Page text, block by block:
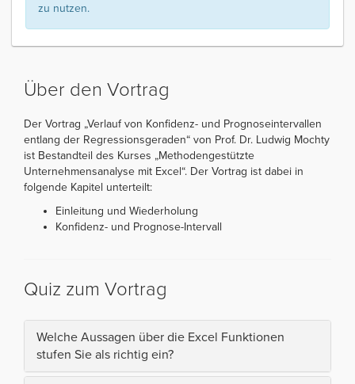
zu nutzen.
Über den Vortrag
Der Vortrag „Verlauf von Konfidenz- und Prognoseintervallen
entlang der Regressionsgeraden“ von Prof. Dr. Ludwig Mochty
ist Bestandteil des Kurses „Methodengestützte
Unternehmensanalyse mit Excel“. Der Vortrag ist dabei in
folgende Kapitel unterteilt:
Einleitung und Wiederholung
Konfidenz- und Prognose-Intervall
Quiz zum Vortrag
Welche Aussagen über die Excel Funktionen
stufen Sie als richtig ein?